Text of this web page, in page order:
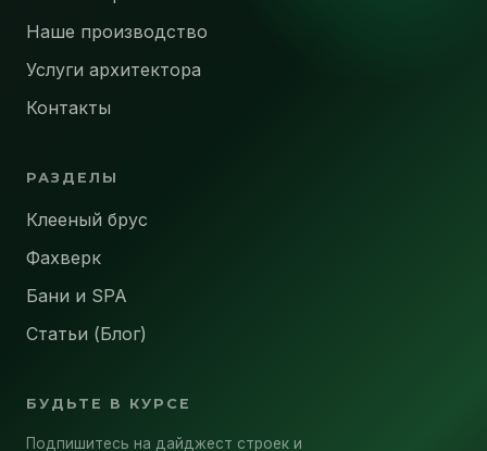
Наше производство
Услуги архитектора
Контакты
РАЗДЕЛЫ
Клееный брус
Фахверк
Бани и SPA
Статьи (Блог)
БУДЬТЕ В КУРСЕ
Подпишитесь на дайджест строек и